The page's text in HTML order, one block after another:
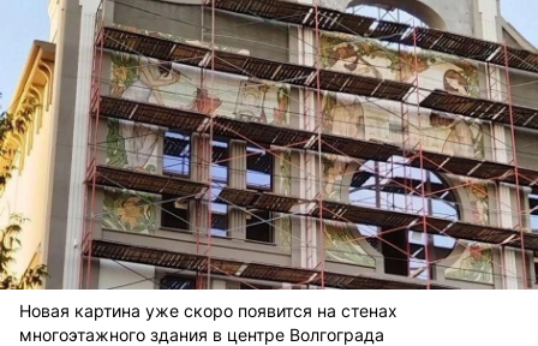
Новая картина уже скоро появится на стенах
многоэтажного здания в центре Волгограда